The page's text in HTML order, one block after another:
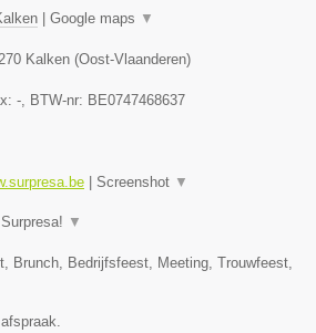
| Google maps ▼
Kalken (Oost-Vlaanderen)
- , BTW-nr: BE0747468637
| Screenshot ▼
▼
Brunch, Bedrijfsfeest, Meeting, Trouwfeest,